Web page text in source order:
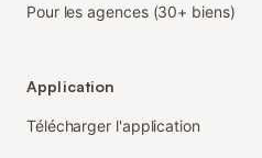
Pour les agences (30+ biens)
Application
Télécharger l'application